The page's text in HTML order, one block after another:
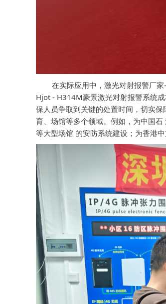
在实际应用中，激光对射报警厂家
Hjot - H314M豪景激光对射报警系统
保人员争取到关键的处置时间，切实
育、场馆等多个领域。例如，为中国
等大型场馆 的安防系统建设；为香港